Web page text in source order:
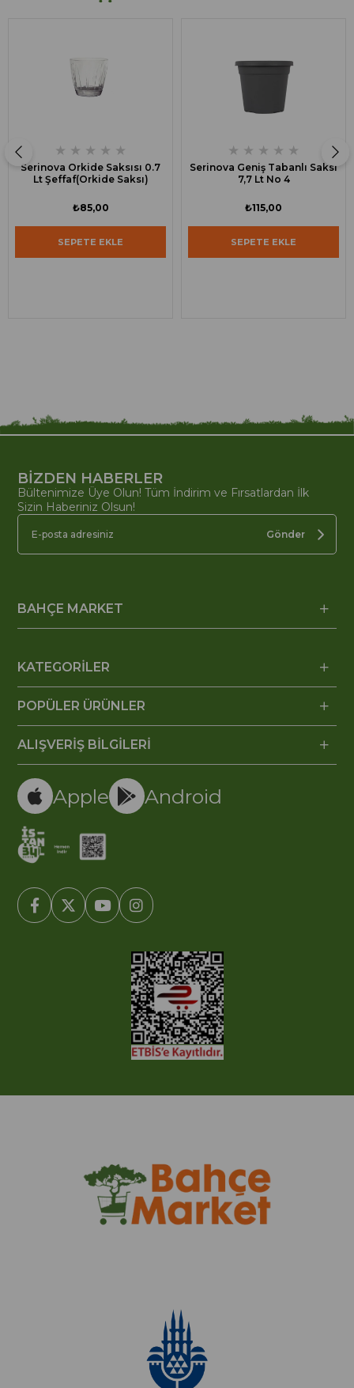
★ ★ ★ ★ ★
Serinova Orkide Saksısı 0.7
Lt Şeffaf(Orkide Saksı)
₺85,00
SEPETE EKLE
★ ★ ★ ★ ★
Serinova Geniş Tabanlı Saksı
7,7 Lt No 4
₺115,00
SEPETE EKLE
BİZDEN HABERLER
Bültenimize Üye Olun! Tüm İndirim ve Fırsatlardan İlk
Sizin Haberiniz Olsun!
Gönder
BAHÇE MARKET
KATEGORİLER
POPÜLER ÜRÜNLER
ALIŞVERİŞ BİLGİLERİ
Apple Android